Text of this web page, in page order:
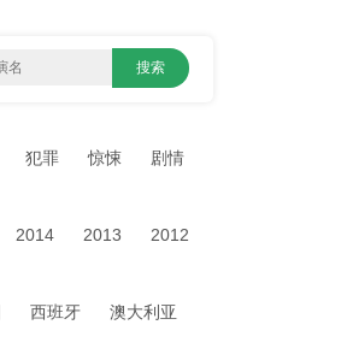
犯罪 惊悚
剧情
2014 2013
2012
西班牙
澳大利亚